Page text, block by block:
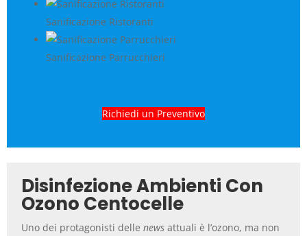
Sanificazione Ristoranti
Sanificazione Parrucchieri
Richiedi un Preventivo
Disinfezione Ambienti Con
Ozono Centocelle
Uno dei protagonisti dellenews attuali è l’ozono, ma non